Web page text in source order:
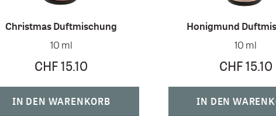
Christmas Duftmischung
10 ml
CHF 15.10
IN DEN WARENKORB
Honigmund
10 ml
CHF 15.10
IN DEN